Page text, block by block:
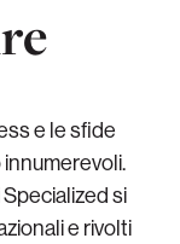
e le sfide
si
e rivolti